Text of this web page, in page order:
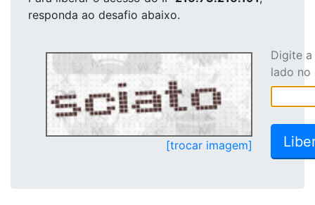
responda ao desafio abaixo.
[trocar imagem]
Digite
lado no